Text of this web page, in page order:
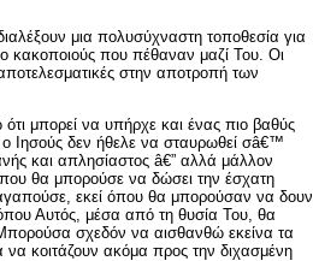
μια πολυσύχναστη τοποθεσία για
κακοποιούς που πέθαναν μαζί Του. Οι
αποτελεσματικές στην αποτροπή των
μπορεί να υπήρχε και ένας πιο βαθύς
Ιησούς δεν ήθελε να σταυρωθεί σâ€™
και απλησίαστος â€” αλλά μάλλον
θα μπορούσε να δώσει την έσχατη
εκεί όπου θα μπορούσαν να δουν
Αυτός, μέσα από τη θυσία Του, θα
σχεδόν να αισθανθώ εκείνα τα
κοιτάζουν ακόμα προς την διχασμένη